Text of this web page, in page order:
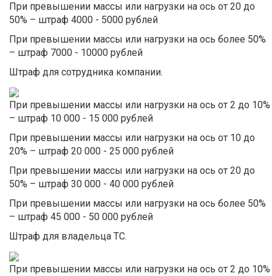
При превышении массы или нагрузки на ось от 20 до
50% – штраф 4000 - 5000 рублей
При превышении массы или нагрузки на ось более 50%
– штраф 7000 - 10000 рублей
Штраф для сотрудника компании.
При превышении массы или нагрузки на ось от 2 до 10%
– штраф 10 000 - 15 000 рублей
При превышении массы или нагрузки на ось от 10 до
20% – штраф 20 000 - 25 000 рублей
При превышении массы или нагрузки на ось от 20 до
50% – штраф 30 000 - 40 000 рублей
При превышении массы или нагрузки на ось более 50%
– штраф 45 000 - 50 000 рублей
Штраф для владельца ТС.
При превышении массы или нагрузки на ось от 2 до 10%